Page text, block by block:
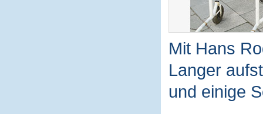
Mit Hans
Langer
und einige